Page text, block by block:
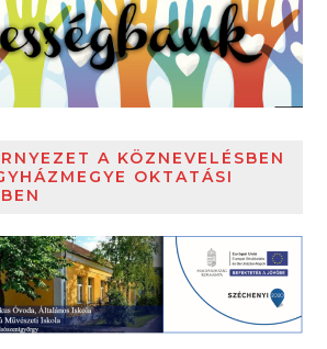
A KÖZNEVELÉSBEN
OKTATÁSI